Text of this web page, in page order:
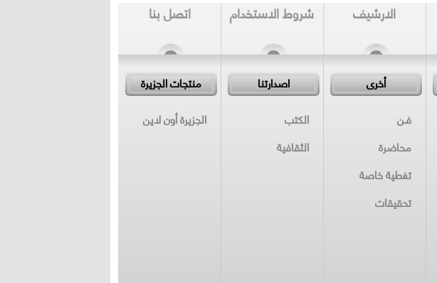
الارشيف شروط الاستخدام اتصل بنا
أخرى
فـن
محاضرة
تغطية خاصة
تحقيقات
اصدارتنا
الكتب
الثقافية
منتجات الجزيرة
الجزيرة أون لاين